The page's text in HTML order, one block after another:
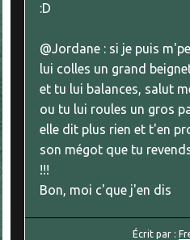
:D
@Jordane : si je puis
lui colles un grand
et tu lui balances, salut
ou tu lui roules un gros
elle dit plus rien et t'en
son mégot que tu
!!!
Bon, moi c'que j'en dis
Écrit par :